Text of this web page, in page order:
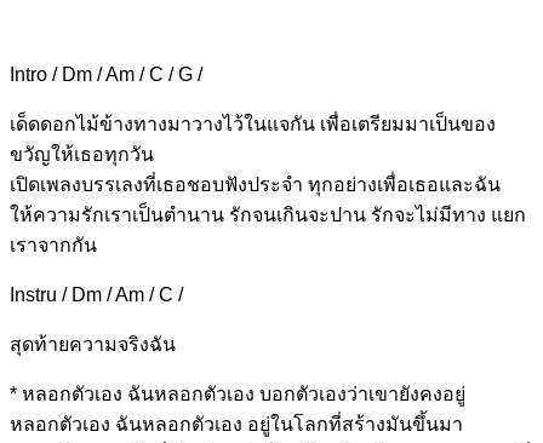
Intro / Dm / Am / C / G /
เด็ดดอกไม้ข้างทางมาวางไว้ในแจกัน เพื่อเตรียมมาเป็นของ
ขวัญให้เธอทุกวัน
เปิดเพลงบรรเลงที่เธอชอบฟังประจำ ทุกอย่างเพื่อเธอและฉัน
ให้ความรักเราเป็นตำนาน รักจนเกินจะปาน รักจะไม่มีทาง แยก
เราจากกัน
Instru / Dm / Am / C /
สุดท้ายความจริงฉัน
* หลอกตัวเอง ฉันหลอกตัวเอง บอกตัวเองว่าเขายังคงอยู่
หลอกตัวเอง ฉันหลอกตัวเอง อยู่ในโลกที่สร้างมันขึ้นมา